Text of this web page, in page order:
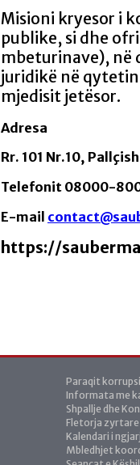
Misioni kryesor i
publike, si dhe
mbeturinave), në
juridikë në
mjedisit jetësor.
Adresa
Rr. 101 Nr.10,
Telefonit 08000-
E-mail
https://
Paraqit
Informata me
Shpallje dhe
Fletorja zyrtare
Kalendari i
Mbledhjet